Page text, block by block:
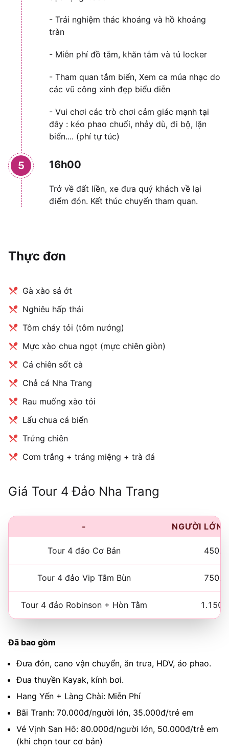
- Trải nghiệm thác khoáng và hồ khoáng
tràn
- Miễn phí đồ tắm, khăn tắm và tủ locker
- Tham quan tắm biển, Xem ca múa nhạc do
các vũ công xinh đẹp biểu diễn
- Vui chơi các trò chơi cảm giác mạnh tại
đây : kéo phao chuối, nhảy dù, đi bộ, lặn
biển.... (phí tự túc)
5 16h00
Trở về đất liền, xe đưa quý khách về lại
điểm đón. Kết thúc chuyến tham quan.
Thực đơn
Gà xào sả ớt
Nghiêu hấp thái
Tôm cháy tỏi (tôm nướng)
Mực xào chua ngọt (mực chiên giòn)
Cá chiên sốt cà
Chả cá Nha Trang
Rau muống xào tỏi
Lẩu chua cá biển
Trứng chiên
Cơm trắng + tráng miệng + trà đá
Giá Tour 4 Đảo Nha Trang
- NGƯỜI LỚN
Tour 4 đảo Cơ Bản
Tour 4 đảo Vip Tắm Bùn
Tour 4 đảo Robinson + Hòn Tằm
Đã bao gồm
Đưa đón, cano vận chuyển, ăn trưa, HDV, áo phao.
Đua thuyền Kayak, kính bơi.
Hang Yến + Làng Chài: Miễn Phí
Bãi Tranh: 70.000đ/người lớn, 35.000đ/trẻ em
Vé Vịnh San Hô: 80.000đ/người lớn, 50.000đ/trẻ em
(khi chọn tour cơ bản)